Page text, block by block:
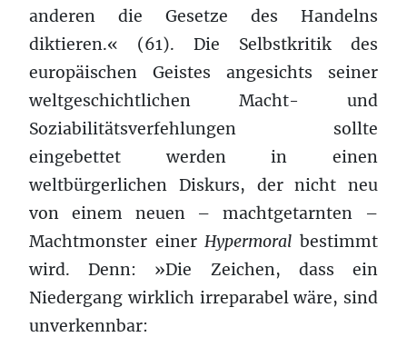
anderen die Gesetze des Handelns
diktieren.« (61). Die Selbstkritik des
europäischen Geistes angesichts seiner
weltgeschichtlichen Macht- und
Soziabilitätsverfehlungen sollte
eingebettet werden in einen
weltbürgerlichen Diskurs, der nicht neu
von einem neuen – machtgetarnten –
Machtmonster einerHypermoral bestimmt
wird. Denn: »Die Zeichen, dass ein
Niedergang wirklich irreparabel wäre, sind
unverkennbar: